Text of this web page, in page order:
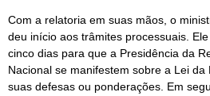
Com a relatoria em suas mãos, o
deu início aos trâmites processuais.
cinco dias para que a Presidência da
Nacional se manifestem sobre a Lei
suas defesas ou ponderações. Em